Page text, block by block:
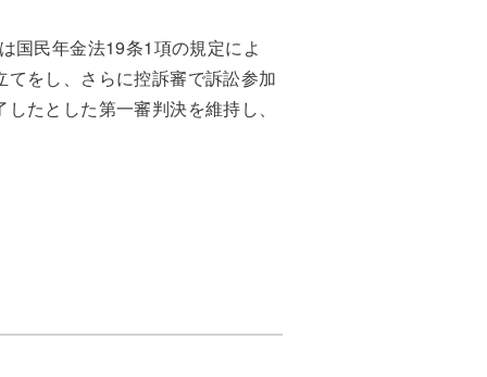
国民年金法19条1項の規定によ
をし、さらに控訴審で訴訟参加
たとした第一審判決を維持し、